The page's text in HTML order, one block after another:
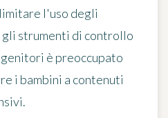
l'uso degli
strumenti di controllo
è preoccupato
i bambini a contenuti